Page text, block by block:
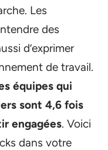
Les
des
d’exprimer
de travail.
équipes qui
sont 4,6 fois
engagées. Voici
dans votre